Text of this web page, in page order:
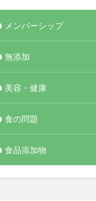
メンバーシップ
無添加
美容・健康
食の問題
食品添加物